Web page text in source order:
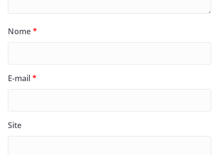
Nome*
E-mail*
Site